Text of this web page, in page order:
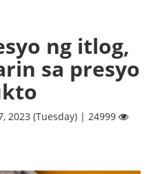
ng itlog,
sa presyo
2023 (Tuesday) | 24999